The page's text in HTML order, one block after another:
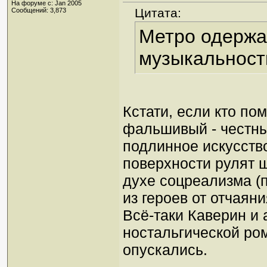
На форуме с: Jan 2005
Сообщений: 3,873
Цитата:
Метро
Кстати, если кто
фальшивый -
подлинное
поверхности рулят
духе соцреализма
из героев от
Всё-таки Каверин и
ностальгической
опускались.